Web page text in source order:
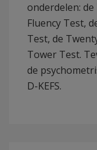
onderdelen:
Fluency Test,
Test, de
Tower Test.
de
D-KEFS.